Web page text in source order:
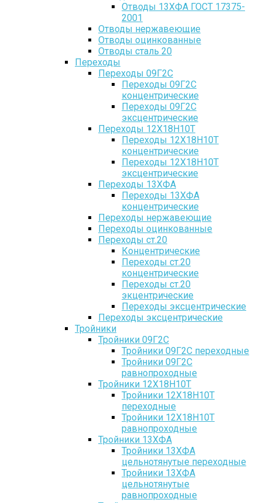
Отводы 13ХФА ГОСТ 17375-
2001
Отводы нержавеющие
Отводы оцинкованные
Отводы сталь 20
Переходы
Переходы 09Г2С
Переходы 09Г2С
концентрические
Переходы 09Г2С
эксцентрические
Переходы 12Х18Н10Т
Переходы 12Х18Н10Т
концентрические
Переходы 12Х18Н10Т
эксцентрические
Переходы 13ХФА
Переходы 13ХФА
концентрические
Переходы нержавеющие
Переходы оцинкованные
Переходы ст.20
Концентрические
Переходы ст.20
концентрические
Переходы ст.20
экцентрические
Переходы эксцентрические
Переходы эксцентрические
Тройники
Тройники 09Г2С
Тройники 09Г2С переходные
Тройники 09Г2С
равнопроходные
Тройники 12Х18Н10Т
Тройники 12Х18Н10Т
переходные
Тройники 12Х18Н10Т
равнопроходные
Тройники 13ХФА
Тройники 13ХФА
цельнотянутые переходные
Тройники 13ХФА
цельнотянутые
равнопроходные